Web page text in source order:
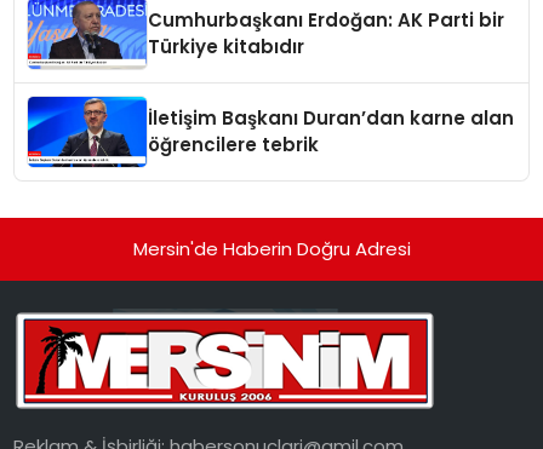
Cumhurbaşkanı Erdoğan: AK Parti bir
Türkiye kitabıdır
İletişim Başkanı Duran’dan karne alan
öğrencilere tebrik
Mersin'de Haberin Doğru Adresi